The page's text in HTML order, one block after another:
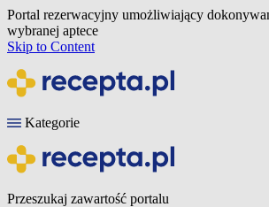
Portal rezerwacyjny umożliwiający
wybranej aptece
Skip to Content
Kategorie
Przeszukaj zawartość portalu